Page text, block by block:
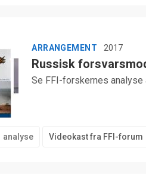
ARRANGEMENT 2017
Russisk
Se FFI-forskernes
analyse Videokast fra FFI-forum